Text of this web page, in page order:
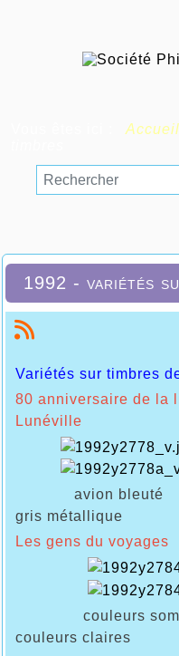
Accueil
1992 - variétés
Variétés sur timbres
80 anniversaire de la
Lunéville
avion
gris métallique
Les gens du voyages
couleurs claires